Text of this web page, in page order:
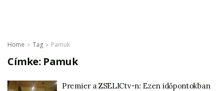
Home Tag Pamuk
Címke: Pamuk
Premier a ZSELICtv-n: Ezen időpontokban